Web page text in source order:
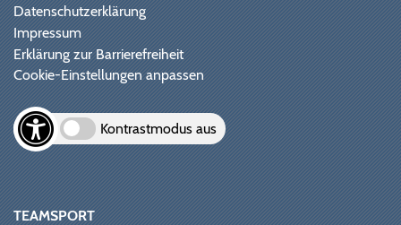
Datenschutzerklärung
Impressum
Erklärung zur Barrierefreiheit
Cookie-Einstellungen anpassen
Kontrastmodus aus
TEAMSPORT